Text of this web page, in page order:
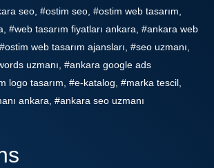
seo, #ostim seo, #ostim web tasarım,
#web tasarım fiyatları ankara, #ankara web
web tasarım ajansları, #seo uzmanı,
uzmanı, #ankara google ads
logo tasarım, #e-katalog, #marka tescil,
ankara, #ankara seo uzmanı